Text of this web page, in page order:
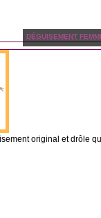
DÉGUISEMENT
original et drôle